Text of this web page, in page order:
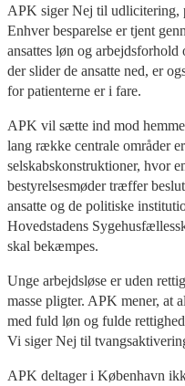
APK siger Nej til udlicitering,
Enhver besparelse er tjent
ansattes løn og
der slider de ansatte ned, er
for patienterne er i fare.
APK vil sætte ind mod
lang række centrale områder
selskabskonstruktioner, hvor
bestyrelsesmøder træffer
ansatte og de politiske
Hovedstadens
skal bekæmpes.
Unge arbejdsløse er uden
masse pligter. APK mener, at
med fuld løn og fulde
Vi siger Nej til
APK deltager i København